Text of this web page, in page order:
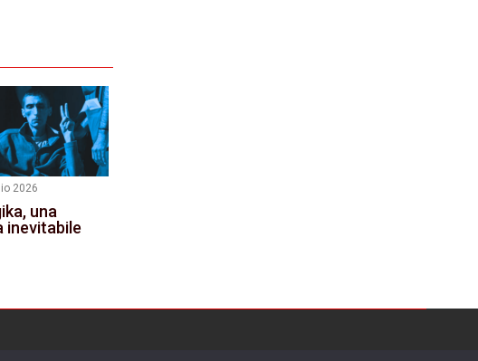
2026
una
inevitabile